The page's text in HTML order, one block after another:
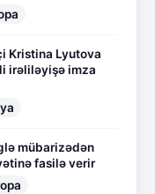
Kristina Lyutova
irəliləyişə imza
mübarizədən
fasilə verir